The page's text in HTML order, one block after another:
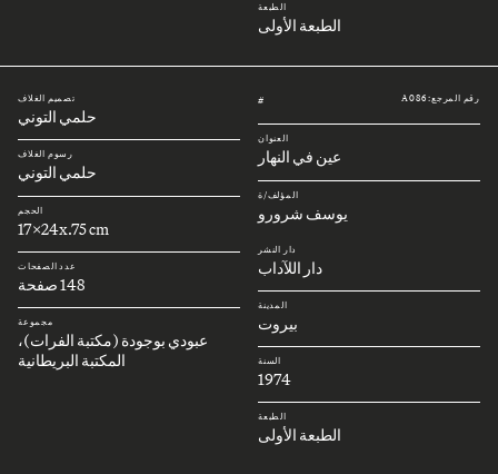
الطبعة
الطبعة الأولى
رقم المرجع: A086 #
العنوان
عين في النهار
المؤلف/ة
يوسف شرورو
دار النشر
دار اللآداب
المدينة
بيروت
السنة
1974
الطبعة
الطبعة الأولى
تصميم الغلاف
حلمي التوني
رسوم الغلاف
حلمي التوني
الحجم
17x24x.75 cm
عدد الصفحات
148 صفحة
مجموعة
عبودي بوجودة (مكتبة الفرات)،
المكتبة البريطانية